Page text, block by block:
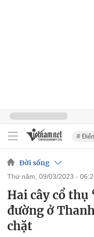
#
Đời sống
thứ năm, 09/03/2023 -
Hai cây cổ thụ
đường ở
chặt